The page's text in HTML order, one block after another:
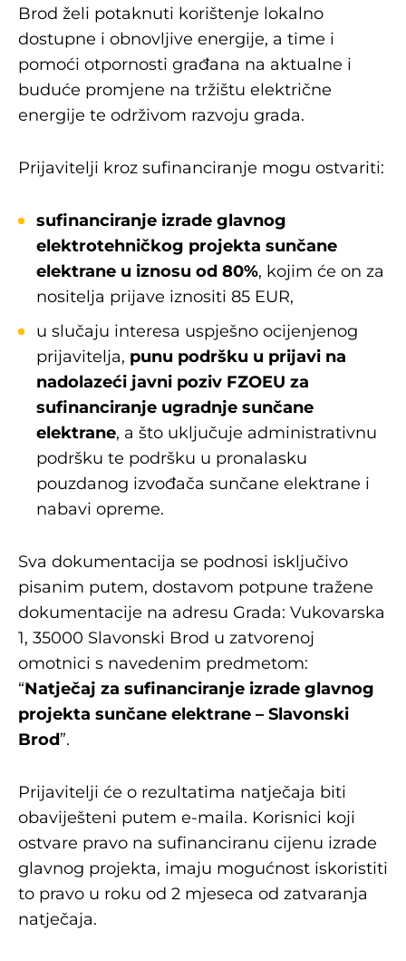
Brod želi potaknuti korištenje lokalno
dostupne i obnovljive energije, a time i
pomoći otpornosti građana na aktualne i
buduće promjene na tržištu električne
energije te održivom razvoju grada.
Prijavitelji kroz sufinanciranje mogu ostvariti:
sufinanciranje izrade glavnog
elektrotehničkog projekta sunčane
elektrane u iznosu od 80%, kojim će on za
nositelja prijave iznositi 85 EUR,
u slučaju interesa uspješno ocijenjenog
prijavitelja, punu podršku u prijavi na
nadolazeći javni poziv FZOEU za
sufinanciranje ugradnje sunčane
elektrane, a što uključuje administrativnu
podršku te podršku u pronalasku
pouzdanog izvođača sunčane elektrane i
nabavi opreme.
Sva dokumentacija se podnosi isključivo
pisanim putem, dostavom potpune tražene
dokumentacije na adresu Grada: Vukovarska
1, 35000 Slavonski Brod u zatvorenoj
omotnici s navedenim predmetom:
“Natječaj za sufinanciranje izrade glavnog
projekta sunčane elektrane – Slavonski
Brod”.
Prijavitelji će o rezultatima natječaja biti
obaviješteni putem e-maila. Korisnici koji
ostvare pravo na sufinanciranu cijenu izrade
glavnog projekta, imaju mogućnost iskoristiti
to pravo u roku od 2 mjeseca od zatvaranja
natječaja.